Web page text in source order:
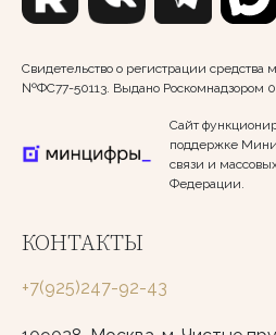
Свидетельство о регистрации
№ФС77-50113. Выдано Роскомнадзором
Сайт
поддержке
связи и
Федерации.
КОНТАКТЫ
+7(925)247-92-43